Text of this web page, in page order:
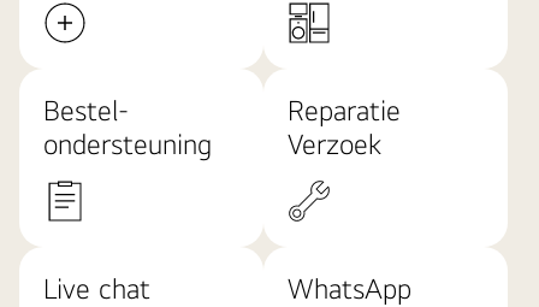
Bestel-
ondersteuning
Reparatie
Verzoek
Live chat WhatsApp